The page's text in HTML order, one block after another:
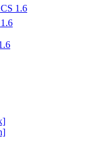
1.6